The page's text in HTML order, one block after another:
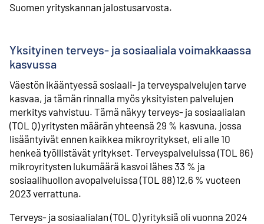
Suomen yrityskannan jalostusarvosta.
Yksityinen terveys- ja sosiaaliala voimakkaassa
kasvussa
Väestön ikääntyessä sosiaali- ja terveyspalvelujen tarve
kasvaa, ja tämän rinnalla myös yksityisten palvelujen
merkitys vahvistuu. Tämä näkyy terveys- ja sosiaalialan
(TOL Q) yritysten määrän yhteensä 29 % kasvuna, jossa
lisääntyivät ennen kaikkea mikroyritykset, eli alle 10
henkeä työllistävät yritykset. Terveyspalveluissa (TOL 86)
mikroyritysten lukumäärä kasvoi lähes 33 % ja
sosiaalihuollon avopalveluissa (TOL 88) 12,6 % vuoteen
2023 verrattuna.
Terveys- ja sosiaalialan (TOL Q) yrityksiä oli vuonna 2024